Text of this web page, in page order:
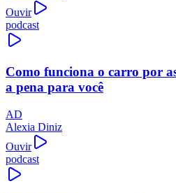
Ouvir
podcast
Como funciona o carro por
a pena para você
AD
Alexia Diniz
Ouvir
podcast